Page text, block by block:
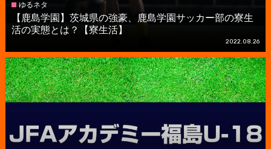
ゆるネタ
【鹿島学園】茨城県の強豪、鹿島学園サッカー部の寮生
活の実態とは？【寮生活】
2022.08.26